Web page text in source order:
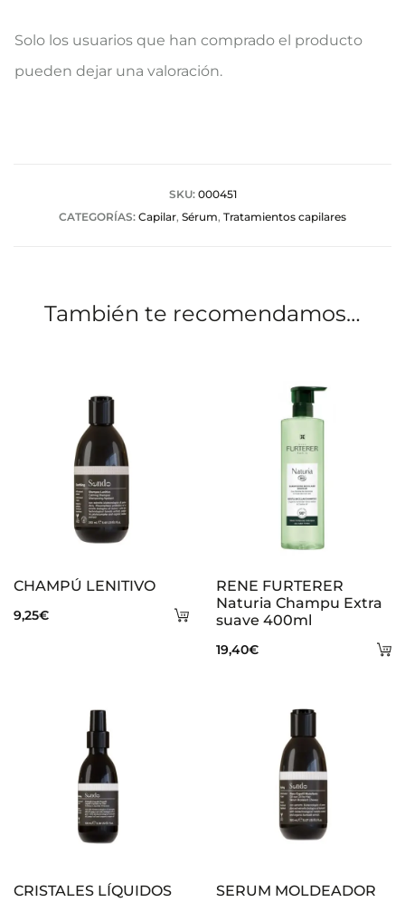
V
a
Solo los usuarios que han comprado el producto
pueden dejar una valoración.
SKU: 000451
CATEGORÍAS: Capilar, Sérum, Tratamientos capilares
También te recomendamos…
Añadir
CHAMPÚ LENITIVO
9,25€
RENE FURTERER
Naturia Champu Extra
suave 400ml
19,40€
CRISTALES LÍQUIDOS SERUM MOLDEADOR